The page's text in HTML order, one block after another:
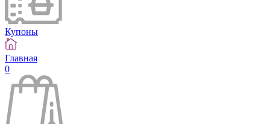
Купоны
Главная
0